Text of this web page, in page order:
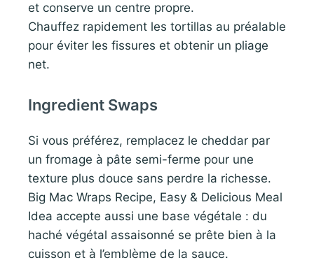
et conserve un centre propre.
Chauffez rapidement les tortillas au préalable
pour éviter les fissures et obtenir un pliage
net.
Ingredient Swaps
Si vous préférez, remplacez le cheddar par
un fromage à pâte semi-ferme pour une
texture plus douce sans perdre la richesse.
Big Mac Wraps Recipe, Easy & Delicious Meal
Idea accepte aussi une base végétale : du
haché végétal assaisonné se prête bien à la
cuisson et à l’emblème de la sauce.